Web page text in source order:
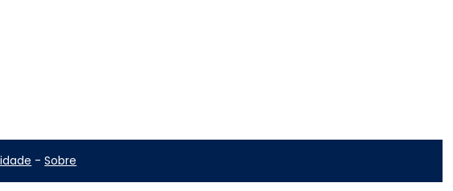
-Sobre